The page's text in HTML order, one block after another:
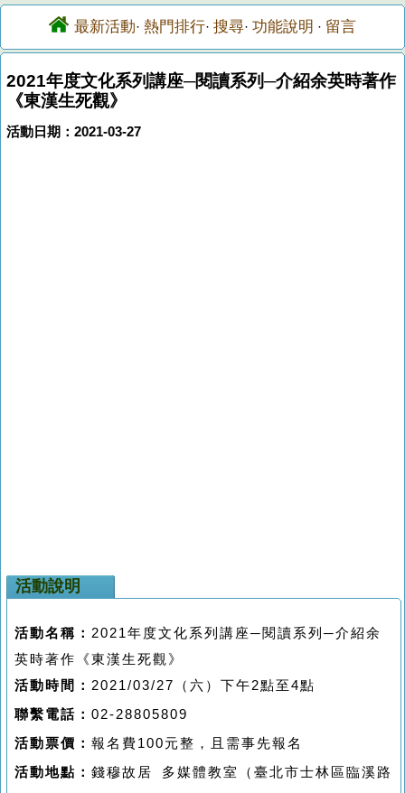
最新活動· 熱門排行· 搜尋· 功能說明 · 留言
2021年度文化系列講座─閱讀系列─介紹余英時著作
《東漢生死觀》
活動日期：2021-03-27
活動說明
活動名稱： 2021年度文化系列講座─閱讀系列─介紹余
英時著作《東漢生死觀》
活動時間： 2021/03/27 （六）下午2點至4點
聯繫電話： 02-28805809
活動票價： 報名費100元整 ，且 需事先報名
活動地點： 錢穆故居
多媒體教室（臺北市士林區臨溪路